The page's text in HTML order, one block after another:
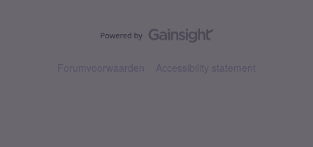
Forumvoorwaarden Accessibility statement